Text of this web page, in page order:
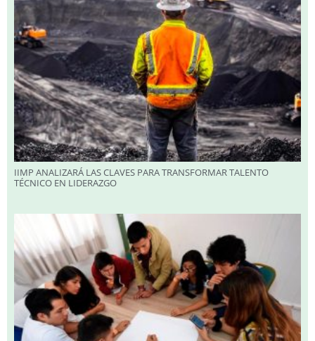
IIMP ANALIZARÁ LAS CLAVES PARA TRANSFORMAR TALENTO
TÉCNICO EN LIDERAZGO